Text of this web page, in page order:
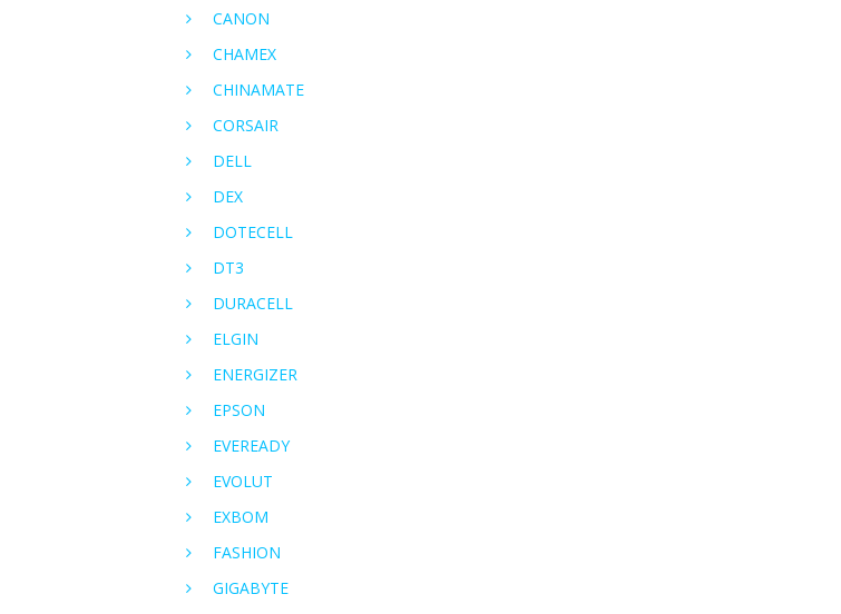
CANON
CHAMEX
CHINAMATE
CORSAIR
DELL
DEX
DOTECELL
DT3
DURACELL
ELGIN
ENERGIZER
EPSON
EVEREADY
EVOLUT
EXBOM
FASHION
GIGABYTE